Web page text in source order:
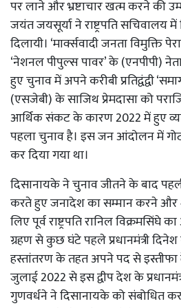
पर लाने और भ्रष्टाचार खत्म करने की
जयंत जयसूर्या ने राष्ट्रपति सचिवालय
दिलायी। ‘मार्क्सवादी जनता विमुक्ति
‘नेशनल पीपुल्स पावर’ के (एनपीपी)
हुए चुनाव में अपने करीबी प्रतिद्वंद्वी
(एसजेबी) के साजिथ प्रेमदासा को
आर्थिक संकट के कारण 2022 में हुए
पहला चुनाव है। इस जन आंदोलन में
कर दिया गया था।
दिसानायके ने चुनाव जीतने के बाद
करते हुए जनादेश का सम्मान करने और
लिए पूर्व राष्ट्रपति रानिल
ग्रहण से कुछ घंटे पहले प्रधानमंत्री
हस्तांतरण के तहत अपने पद से इस्तीफा
जुलाई 2022 से इस द्वीप देश के
गुणवर्धने ने दिसानायके को संबोधित